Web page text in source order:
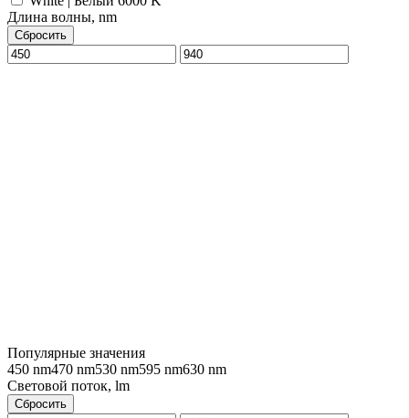
Длина волны, nm
Сбросить
Популярные значения
450 nm470 nm530 nm595 nm630 nm
Световой поток, lm
Сбросить